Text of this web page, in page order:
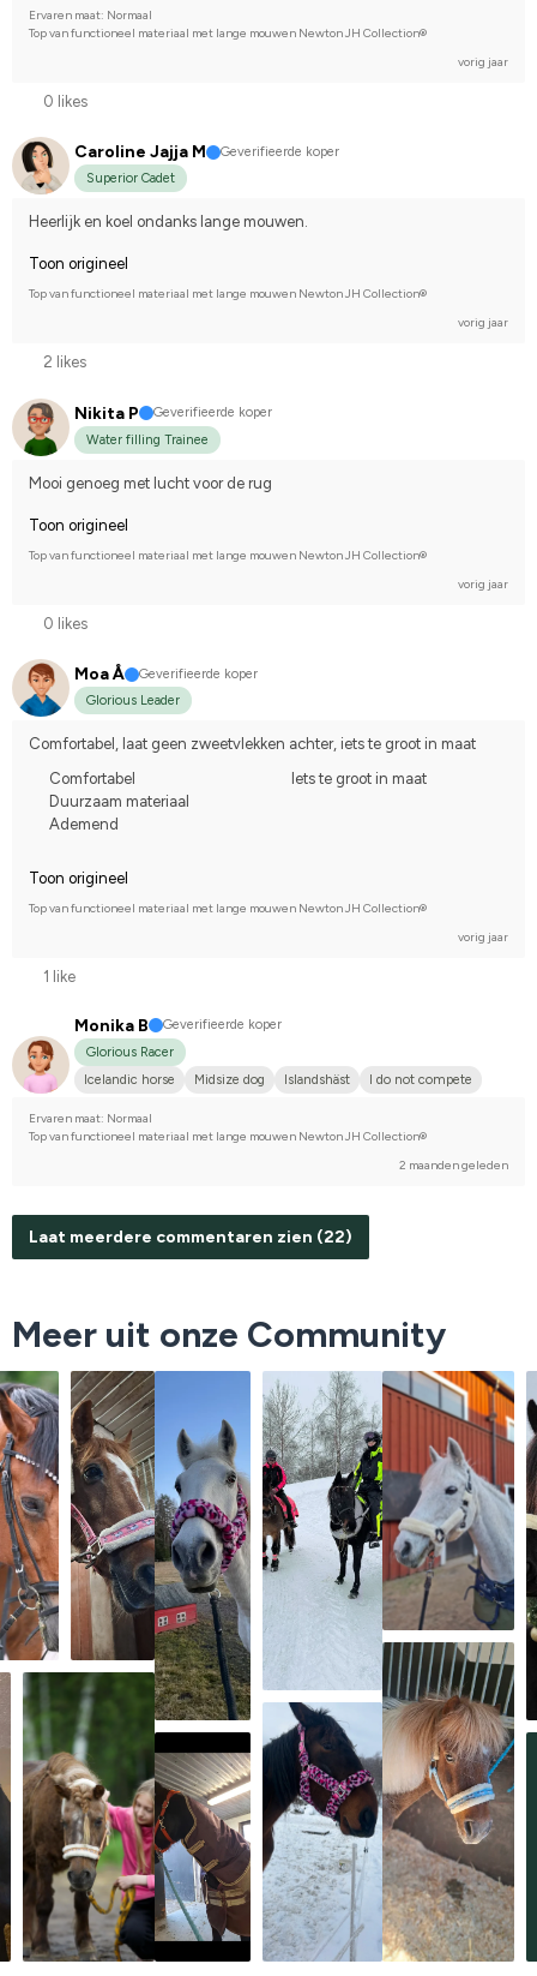
Ervaren maat: Normaal
Top van functioneel materiaal met lange mouwen Newton JH Collection®
vorig jaar
0 likes
Caroline Jajja M
Geverifieerde koper
Superior Cadet
Heerlijk en koel ondanks lange mouwen.
Toon origineel
Top van functioneel materiaal met lange mouwen Newton JH Collection®
vorig jaar
2 likes
Nikita P
Geverifieerde koper
Water filling Trainee
Mooi genoeg met lucht voor de rug
Toon origineel
Top van functioneel materiaal met lange mouwen Newton JH Collection®
vorig jaar
0 likes
Moa Å
Geverifieerde koper
Glorious Leader
Comfortabel, laat geen zweetvlekken achter, iets te groot in maat
Comfortabel
Duurzaam materiaal
Ademend
Iets te groot in maat
Toon origineel
Top van functioneel materiaal met lange mouwen Newton JH Collection®
vorig jaar
1 like
Monika B
Geverifieerde koper
Glorious Racer
Icelandic horse
Midsize dog Islandshäst I do not compete
Ervaren maat: Normaal
Top van functioneel materiaal met lange mouwen Newton JH Collection®
2 maanden geleden
Laat meerdere commentaren zien (22)
Meer uit onze Community